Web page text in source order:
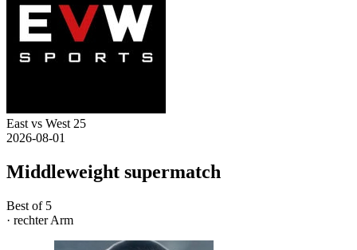
East vs West 25
2026-08-01
Middleweight supermatch
Best of 5
· rechter Arm